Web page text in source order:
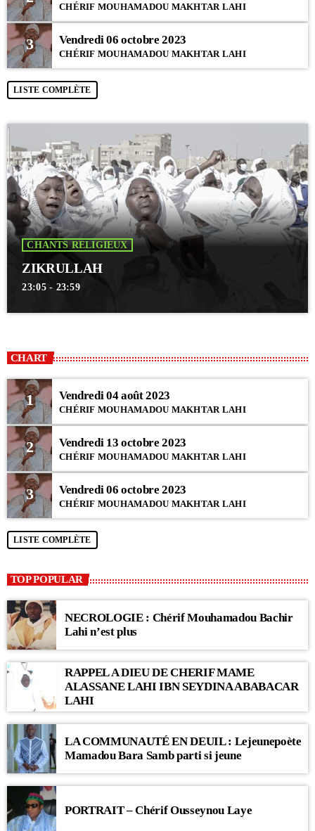
CHÉRIF MOUHAMADOU MAKHTAR LAHI
3 Vendredi 06 octobre 2023
CHÉRIF MOUHAMADOU MAKHTAR LAHI
LISTE COMPLÈTE
CHANTS RELIGIEUX
ZIKRULLAH
23:05 - 23:59
CHART
1 Vendredi 04 août 2023
CHÉRIF MOUHAMADOU MAKHTAR LAHI
2 Vendredi 13 octobre 2023
CHÉRIF MOUHAMADOU MAKHTAR LAHI
3 Vendredi 06 octobre 2023
CHÉRIF MOUHAMADOU MAKHTAR LAHI
LISTE COMPLÈTE
TOP POPULAR
NECROLOGIE : Chérif Mouhamadou Bachir
Lahi n’est plus
RAPPEL A DIEU DE CHERIF MAME
ALASSANE LAHI IBN SEYDINA ABABACAR
LAHI
LA COMMUNAUTÉ EN DEUIL : Lejeunepoète
Mamadou Bara Samb parti si jeune
PORTRAIT – Chérif Ousseynou Laye